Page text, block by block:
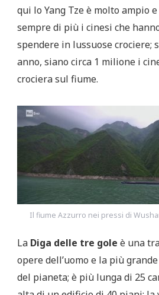
qui lo Yang Tze è molto ampio
sempre di più i cinesi che
spendere in lussuose crociere;
anno, siano circa 1 milione i
crociera sul fiume.
Il fiume Azzurro nei pressi di
La Diga delle tre gole è una
opere dell’uomo e la più
del pianeta; è più lunga di 25